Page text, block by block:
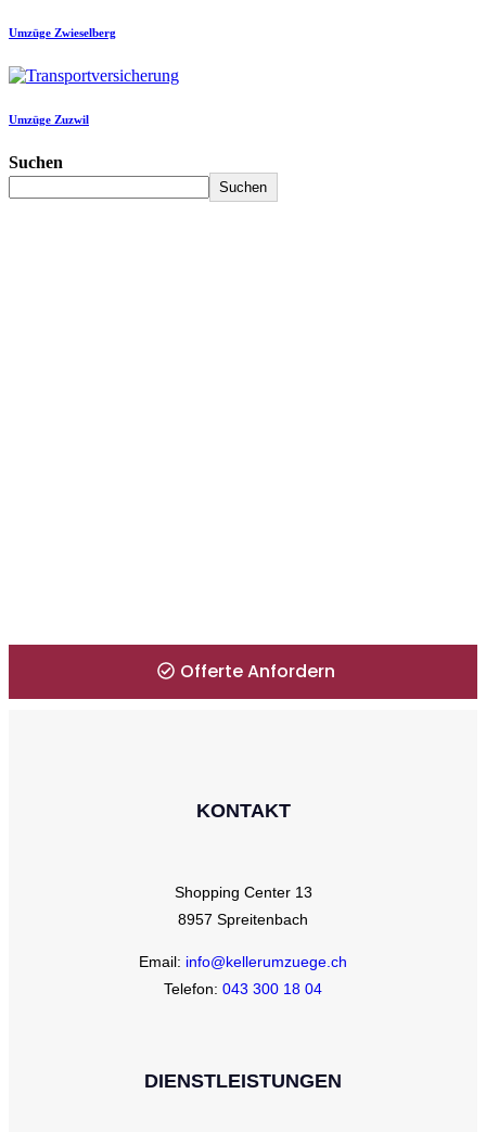
Umzüge Zwieselberg
Umzüge Zuzwil
Suchen
Suchen
Offerte Anfordern
KONTAKT
Shopping Center 13
8957 Spreitenbach
Email: info@kellerumzuege.ch
Telefon: 043 300 18 04
DIENSTLEISTUNGEN